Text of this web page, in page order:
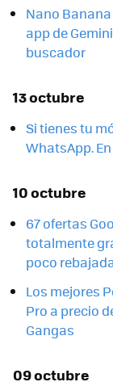
Nano
app de
buscador
13 octubre
Si tienes tu
WhatsApp.
10 octubre
67 ofertas
totalmente
poco
Los mejores
Pro a precio
Gangas
09 octubre